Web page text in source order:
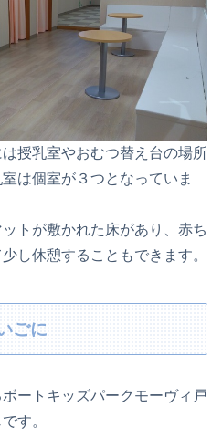
授乳室やおむつ替え台の場所
は個室が３つとなっていま
トが敷かれた床があり、赤ち
し休憩することもできます。
ごに
ートキッズパークモーヴィ戸
す。